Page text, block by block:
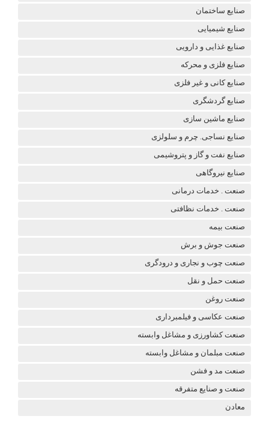
صنایع ساختمان
صنایع شیمیایی
صنایع غذایی و دارویی
صنایع فلزی و محرکه
صنایع کانی و غیر فلزی
صنایع گردشگری
صنایع ماشین سازی
صنایع نساجی. چرم و سلولزی
صنایع نفت و گاز و پتروشیمی
صنایع نیروگاهی
صنعت . خدمات درمانی
صنعت . خدمات نظافتی
صنعت بیمه
صنعت جوش و برش
صنعت چوب و نجاری و درودگری
صنعت حمل و نقل
صنعت روغن
صنعت عکاسی و فیلمبرداری
صنعت کشاورزی و مشاغل وابسته
صنعت مبلمان و مشاغل وابسته
صنعت مد و فشن
صنعت و صنایع متفرقه
معادن